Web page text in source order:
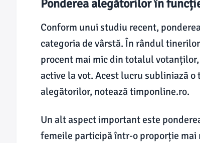
Ponderea alegătorilor în
Conform unui studiu recent,
categoria de vârstă. În rândul
procent mai mic din totalul
active la vot. Acest lucru subliniază
alegătorilor, notează timponline.ro.
Un alt aspect important este
femeile participă într-o proporție mai